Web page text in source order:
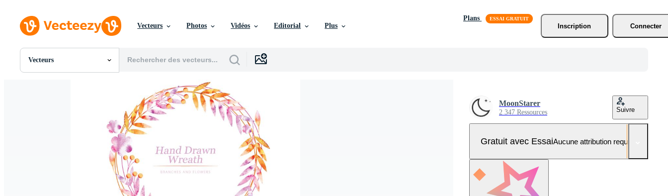
Vecteurs Photos Vidéos Editorial Plus
Plans
Inscription
Connecter
Vecteurs
Toutes Images
MoonStarer
2 347 Ressources Suivre
Gratuit avec EssaiAucune attribution requise